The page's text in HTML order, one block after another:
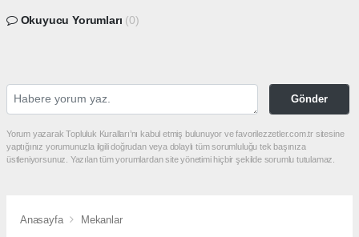
Okuyucu Yorumları (0)
Gönder
Yorum yazarak Topluluk Kuralları’nı kabul etmiş bulunuyor ve favorilezzetler.com.tr sitesine
yaptığınız yorumunuzla ilgili doğrudan veya dolaylı tüm sorumluluğu tek başınıza
üstleniyorsunuz. Yazılan tüm yorumlardan site yönetimi hiçbir şekilde sorumlu tutulamaz.
Anasayfa Mekanlar